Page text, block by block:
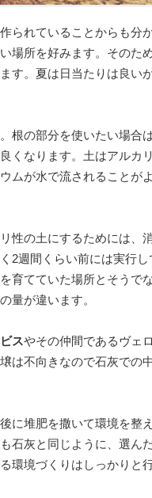
られていることからも分
場所を好みます。そのた
す。夏は日当たりは良い
根の部分を使いたい場合
くなります。土はアルカ
ムが水で流されることが
性の土にするためには、
2週間くらい前には実行し
育てていた場所とそうで
量が違います。
スやその仲間であるヴェ
は不向きなので石灰での
に堆肥を撒いて環境を整
石灰と同じように、選ん
環境づくりはしっかりと